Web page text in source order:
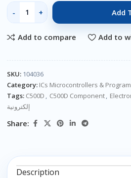
Add
Add to compare Add to
SKU: 104036
Category: ICs Microcontrollers &
Tags: C500D , C500D Component,
إلكترونية
Share:
Description